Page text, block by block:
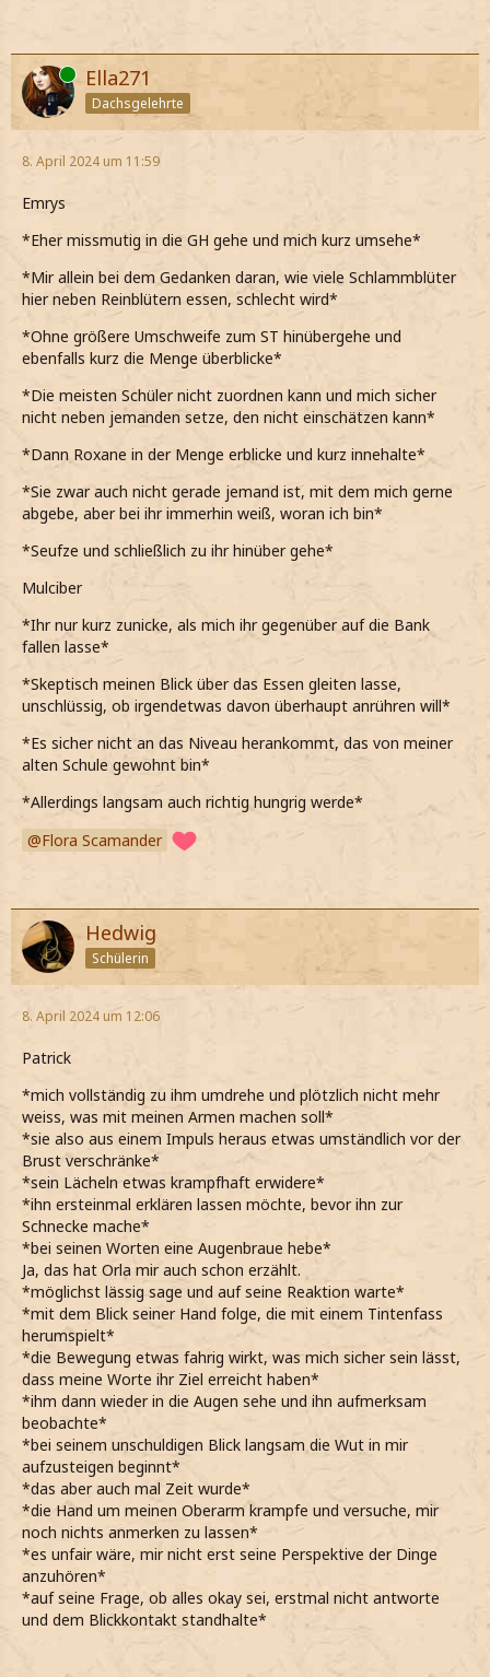
Online Ella271
Dachsgelehrte
8. April 2024 um 11:59
Emrys
*Eher missmutig in die GH gehe und mich kurz umsehe*
*Mir allein bei dem Gedanken daran, wie viele Schlammblüter
hier neben Reinblütern essen, schlecht wird*
*Ohne größere Umschweife zum ST hinübergehe und
ebenfalls kurz die Menge überblicke*
*Die meisten Schüler nicht zuordnen kann und mich sicher
nicht neben jemanden setze, den nicht einschätzen kann*
*Dann Roxane in der Menge erblicke und kurz innehalte*
*Sie zwar auch nicht gerade jemand ist, mit dem mich gerne
abgebe, aber bei ihr immerhin weiß, woran ich bin*
*Seufze und schließlich zu ihr hinüber gehe*
Mulciber
*Ihr nur kurz zunicke, als mich ihr gegenüber auf die Bank
fallen lasse*
*Skeptisch meinen Blick über das Essen gleiten lasse,
unschlüssig, ob irgendetwas davon überhaupt anrühren will*
*Es sicher nicht an das Niveau herankommt, das von meiner
alten Schule gewohnt bin*
*Allerdings langsam auch richtig hungrig werde*
Flora Scamander
Hedwig
Schülerin
8. April 2024 um 12:06
Patrick
*mich vollständig zu ihm umdrehe und plötzlich nicht mehr
weiss, was mit meinen Armen machen soll*
*sie also aus einem Impuls heraus etwas umständlich vor der
Brust verschränke*
*sein Lächeln etwas krampfhaft erwidere*
*ihn ersteinmal erklären lassen möchte, bevor ihn zur
Schnecke mache*
*bei seinen Worten eine Augenbraue hebe*
Ja, das hat Orla mir auch schon erzählt.
*möglichst lässig sage und auf seine Reaktion warte*
*mit dem Blick seiner Hand folge, die mit einem Tintenfass
herumspielt*
*die Bewegung etwas fahrig wirkt, was mich sicher sein lässt,
dass meine Worte ihr Ziel erreicht haben*
*ihm dann wieder in die Augen sehe und ihn aufmerksam
beobachte*
*bei seinem unschuldigen Blick langsam die Wut in mir
aufzusteigen beginnt*
*das aber auch mal Zeit wurde*
*die Hand um meinen Oberarm krampfe und versuche, mir
noch nichts anmerken zu lassen*
*es unfair wäre, mir nicht erst seine Perspektive der Dinge
anzuhören*
*auf seine Frage, ob alles okay sei, erstmal nicht antworte
und dem Blickkontakt standhalte*